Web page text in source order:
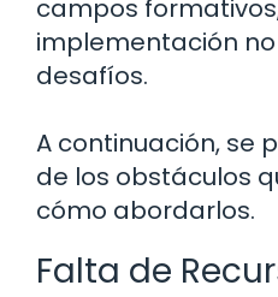
campos
implementación
desafíos.
A continuación, se
de los obstáculos
cómo abordarlos.
Falta de